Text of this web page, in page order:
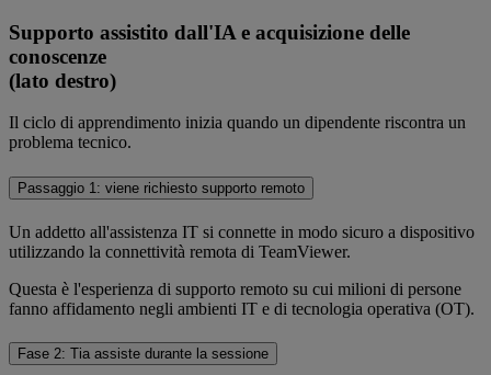
Supporto assistito dall'IA e acquisizione delle
conoscenze
(lato destro)
Il ciclo di apprendimento inizia quando un dipendente riscontra un
problema tecnico.
Passaggio 1: viene richiesto supporto remoto
Un addetto all'assistenza IT si connette in modo sicuro a dispositivo
utilizzando la connettività remota di TeamViewer.
Questa è l'esperienza di supporto remoto su cui milioni di persone
fanno affidamento negli ambienti IT e di tecnologia operativa (OT).
Fase 2: Tia assiste durante la sessione